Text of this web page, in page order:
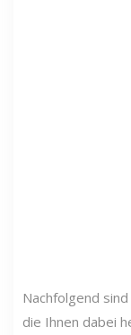
Nachfolgend
die Ihnen dabei